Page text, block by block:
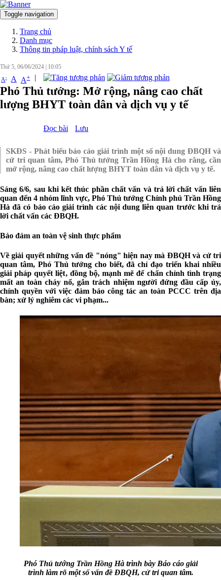
Toggle navigation
Trang chủ
Danh mục
Thông tin pháp luật, chính sách Y tế
Thứ 5, 06/06/2024
10:05
A- A A+ |
Phó Thủ tướng: Mở rộng, nâng cao chất
lượng BHYT toàn dân và dịch vụ y tế
Đọc bài Lưu
SKĐS - Phát biểu báo cáo giải trình một số nội dung ĐBQH và
cử tri quan tâm, Phó Thủ tướng Trần Hồng Hà cho rằng, cần
mở rộng, nâng cao chất lượng BHYT toàn dân và dịch vụ y tế.
Sáng 6/6, sau khi kết thúc phần chất vấn và trả lời chất vấn liên
quan đến 4 nhóm lĩnh vực, Phó Thủ tướng Chính phủ Trần Hồng
Hà đã có báo cáo giải trình các nội dung liên quan trước khi trả
lời chất vấn các ĐBQH.
Bảo đảm an toàn vệ sinh thực phẩm
Về giải quyết những vấn đề "nóng" hiện nay mà ĐBQH và cử tri
quan tâm, Phó Thủ tướng cho biết, đã chỉ đạo triển khai nhiều
giải pháp quyết liệt, đồng bộ, mạnh mẽ để chấn chỉnh tình trạng
mất an toàn cháy nổ, gắn trách nhiệm người đứng đầu cấp ủy,
chính quyền với việc đảm bảo công tác an toàn PCCC trên địa
bàn; xử lý nghiêm các vi phạm...
Phó Thủ tướng Trần Hồng Hà trình bày Báo cáo giải
trình làm rõ một số vấn đề ĐBQH, cử tri quan tâm.